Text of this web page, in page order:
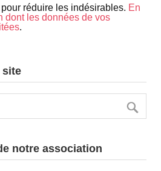
réduire les indésirables. En
dont les données de vos
.
site
notre association